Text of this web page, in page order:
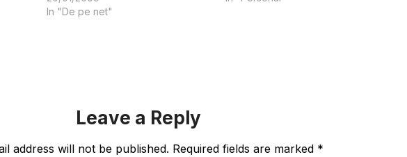
In "De pe net"
Leave a Reply
address will not be published. Required fields are marked *